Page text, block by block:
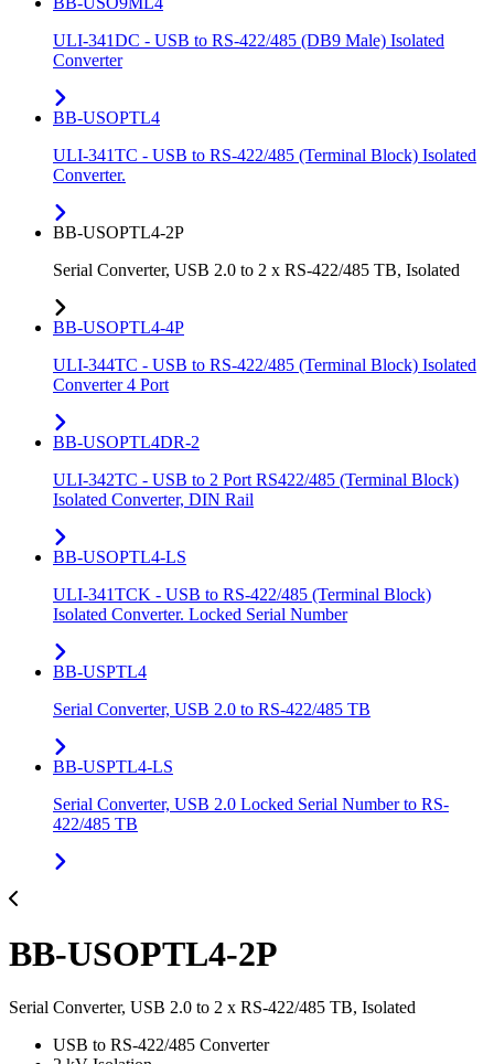
ULI-341DC - USB to RS-422/485 (DB9 Male) Isolated
Converter
BB-USOPTL4
ULI-341TC - USB to RS-422/485 (Terminal Block) Isolated
Converter.
BB-USOPTL4-2P
Serial Converter, USB 2.0 to 2 x RS-422/485 TB, Isolated
BB-USOPTL4-4P
ULI-344TC - USB to RS-422/485 (Terminal Block) Isolated
Converter 4 Port
BB-USOPTL4DR-2
ULI-342TC - USB to 2 Port RS422/485 (Terminal Block)
Isolated Converter, DIN Rail
BB-USOPTL4-LS
ULI-341TCK - USB to RS-422/485 (Terminal Block)
Isolated Converter. Locked Serial Number
BB-USPTL4
Serial Converter, USB 2.0 to RS-422/485 TB
BB-USPTL4-LS
Serial Converter, USB 2.0 Locked Serial Number to RS-
422/485 TB
BB-USOPTL4-2P
Serial Converter, USB 2.0 to 2 x RS-422/485 TB, Isolated
USB to RS-422/485 Converter